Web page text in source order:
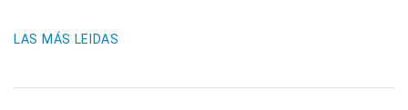
LAS MÁS LEIDAS